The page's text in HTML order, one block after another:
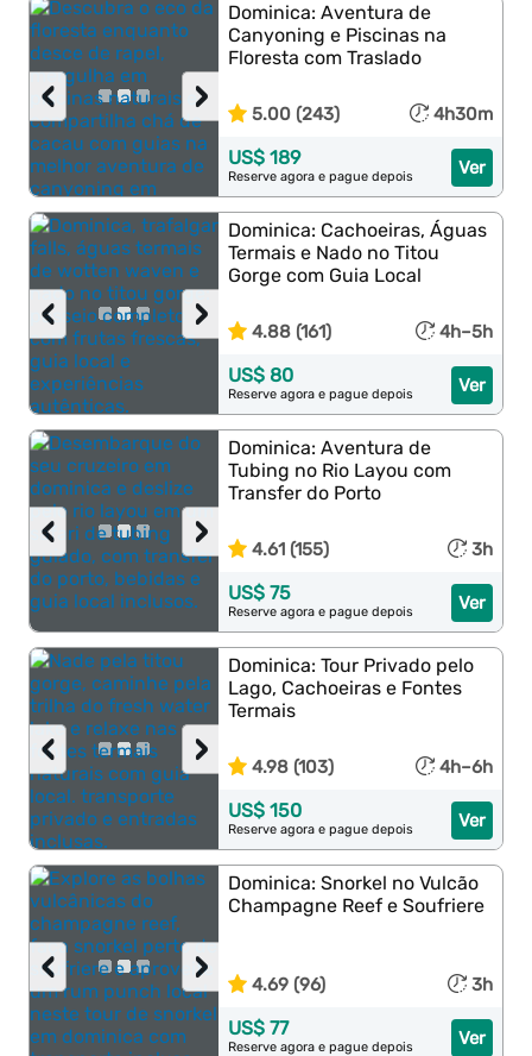
›
‹
Dominica: Aventura de
Canyoning e Piscinas na
Floresta com Traslado
5.00 (243) 4h30m
Ver
US$ 189
Reserve agora e pague depois
›
‹
Dominica: Cachoeiras, Águas
Termais e Nado no Titou
Gorge com Guia Local
4.88 (161) 4h–5h
Ver
US$ 80
Reserve agora e pague depois
›
‹
Dominica: Aventura de
Tubing no Rio Layou com
Transfer do Porto
4.61 (155) 3h
Ver
US$ 75
Reserve agora e pague depois
›
‹
Dominica: Tour Privado pelo
Lago, Cachoeiras e Fontes
Termais
4.98 (103) 4h–6h
Ver
US$ 150
Reserve agora e pague depois
›
‹
Dominica: Snorkel no Vulcão
Champagne Reef e Soufriere
4.69 (96) 3h
Ver
US$ 77
Reserve agora e pague depois